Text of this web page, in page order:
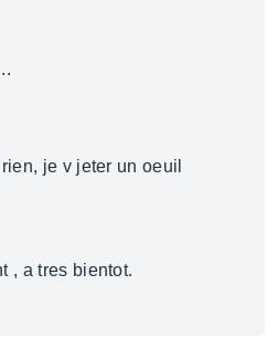
je v jeter un oeuil
, a tres bientot.